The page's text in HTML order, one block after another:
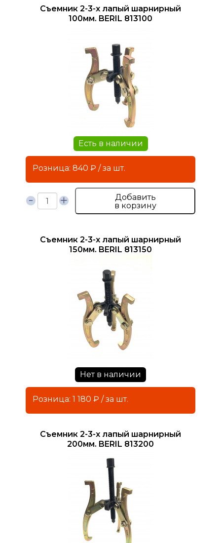
Съемник 2-3-х лапый шарнирный
100мм. BERIL 813100
Есть в наличии
Розница: 840 ₽ / за шт.
Добавить
в корзину
Съемник 2-3-х лапый шарнирный
150мм. BERIL 813150
Нет в наличии
Розница: 1 180 ₽ / за шт.
Съемник 2-3-х лапый шарнирный
200мм. BERIL 813200